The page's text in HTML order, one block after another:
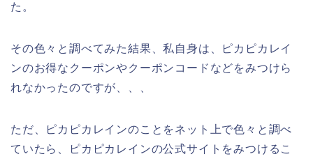
た。
その色々と調べてみた結果、私自身は、ピカピカレイ
ンのお得なクーポンやクーポンコードなどをみつけら
れなかったのですが、、、
ただ、ピカピカレインのことをネット上で色々と調べ
ていたら、ピカピカレインの公式サイトをみつけるこ